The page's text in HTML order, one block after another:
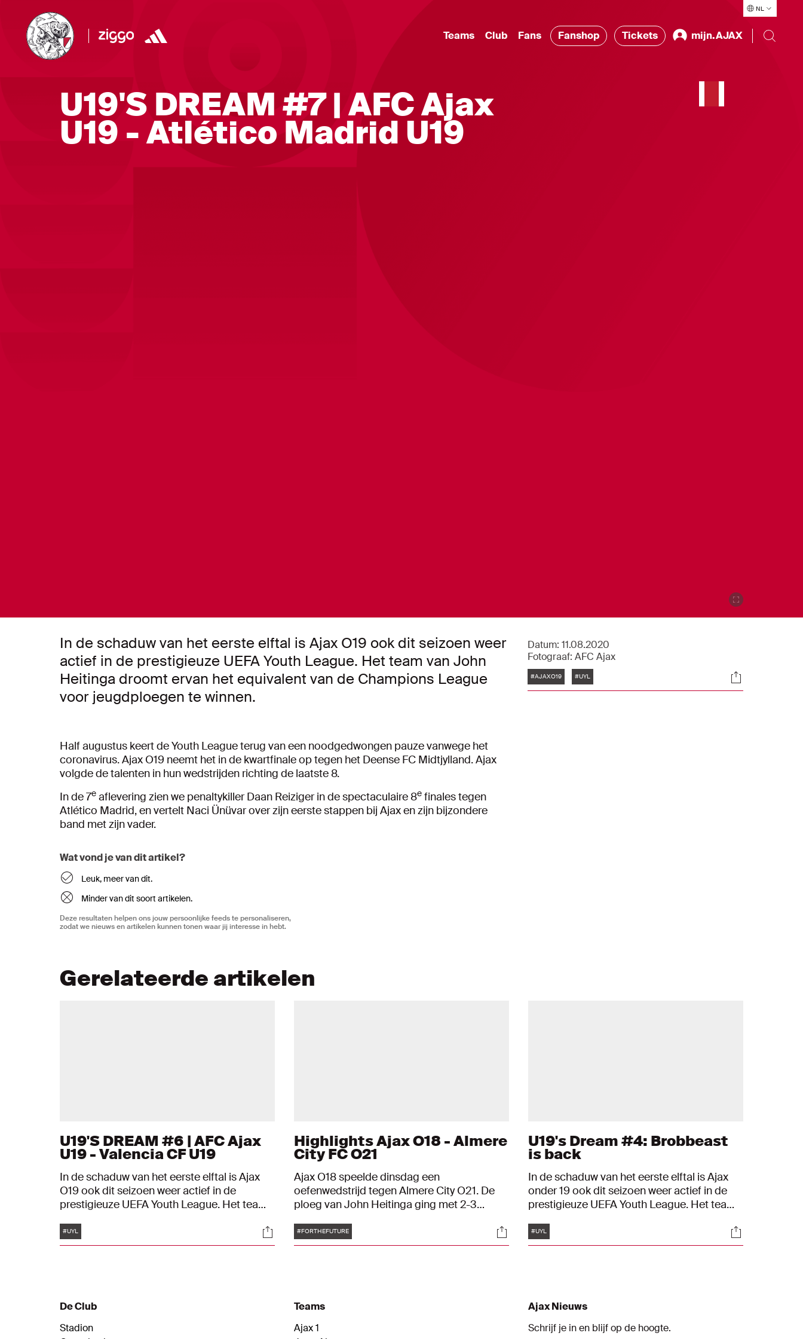
NL
Teams Club Fans Fanshop Tickets mijn.AJAX
U19'S DREAM #7 | AFC Ajax
U19 - Atlético Madrid U19
In de schaduw van het eerste elftal is Ajax O19 ook dit seizoen weer
actief in de prestigieuze UEFA Youth League. Het team van John
Heitinga droomt ervan het equivalent van de Champions League
voor jeugdploegen te winnen.
Datum: 11.08.2020
Fotograaf: AFC Ajax
Tags
#AJAXO19 #UYL Socials
Half augustus keert de Youth League terug van een noodgedwongen pauze vanwege het
coronavirus. Ajax O19 neemt het in de kwartfinale op tegen het Deense FC Midtjylland. Ajax
volgde de talenten in hun wedstrijden richting de laatste 8.
In de 7e aflevering zien we penaltykiller Daan Reiziger in de spectaculaire 8e finales tegen
Atlético Madrid, en vertelt Naci Ünüvar over zijn eerste stappen bij Ajax en zijn bijzondere
band met zijn vader.
Wat vond je van dit artikel?
Leuk, meer van dit.
Minder van dit soort artikelen.
Deze resultaten helpen ons jouw persoonlijke feeds te personaliseren,
zodat we nieuws en artikelen kunnen tonen waar jij interesse in hebt.
Gerelateerde artikelen
U19'S DREAM #6 | AFC Ajax
U19 - Valencia CF U19
In de schaduw van het eerste elftal is Ajax
O19 ook dit seizoen weer actief in de
prestigieuze UEFA Youth League. Het team
equivalent van de Champions League voor
jeugdploegen te winnen.
Tags
#UYL Socials
Highlights Ajax O18 - Almere
City FC O21
Ajax O18 speelde dinsdag een
oefenwedstrijd tegen Almere City O21. De
ploeg van John Heitinga ging met 2-3
de goals aan Ajax-zijde. De trainer van de
bezoekers is oud-Ajacied Hedwiges
Tags
#FORTHEFUTURE Socials
U19's Dream #4: Brobbeast
is back
In de schaduw van het eerste elftal is Ajax
onder 19 ook dit seizoen weer actief in de
prestigieuze UEFA Youth League. Het team
equivalent van de Champions League voor
jeugdploegen te winnen.
Tags
#UYL Socials
De Club
Stadion
Teams
Ajax 1
Ajax Nieuws
Schrijf je in en blijf op de hoogte.